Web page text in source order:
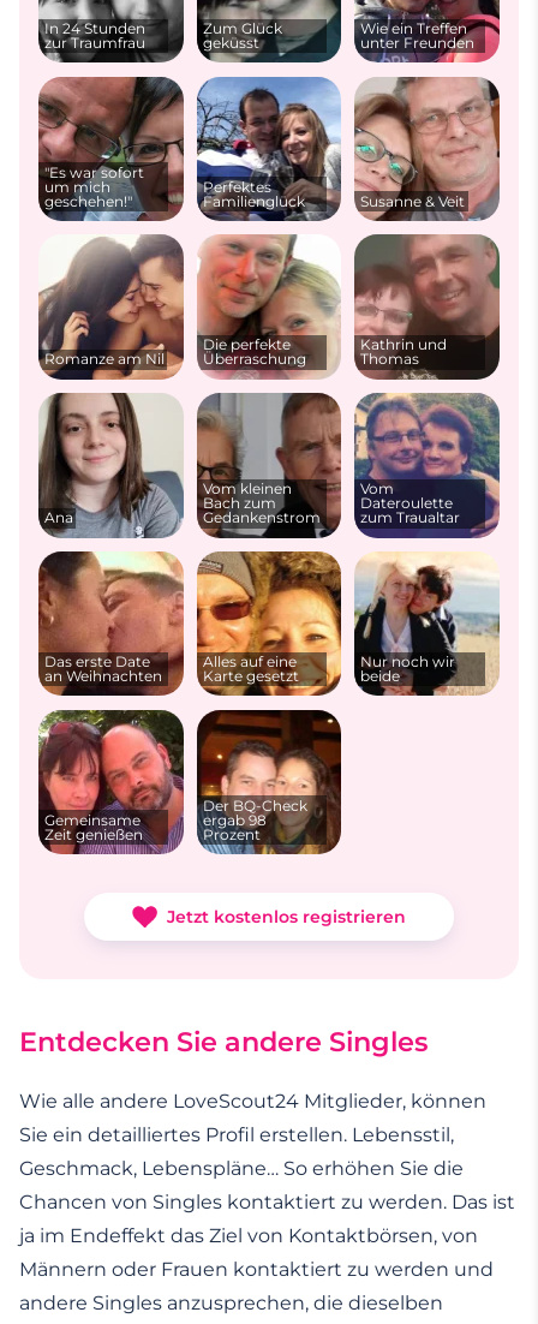
In 24 Stunden
zur Traumfrau
Zum Glück
geküsst
Wie ein Treffen
unter Freunden
"Es war sofort
um mich
geschehen!"
Perfektes
Familienglück
Susanne & Veit
Romanze am Nil
Die perfekte
Überraschung
Kathrin und
Thomas
Ana
Vom kleinen
Bach zum
Gedankenstrom
Vom
Dateroulette
zum Traualtar
Das erste Date
an Weihnachten
Alles auf eine
Karte gesetzt
Nur noch wir
beide
Gemeinsame
Zeit genießen
Der BQ-Check
ergab 98
Prozent
Jetzt kostenlos registrieren
Entdecken Sie andere Singles
Wie alle andere LoveScout24 Mitglieder, können
Sie ein detailliertes Profil erstellen. Lebensstil,
Geschmack, Lebenspläne… So erhöhen Sie die
Chancen von Singles kontaktiert zu werden. Das ist
ja im Endeffekt das Ziel von Kontaktbörsen, von
Männern oder Frauen kontaktiert zu werden und
andere Singles anzusprechen, die dieselben